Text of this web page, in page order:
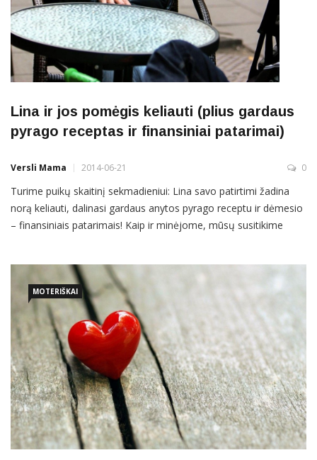
Lina ir jos pomėgis keliauti (plius gardaus
pyrago receptas ir finansiniai patarimai)
Versli Mama 2014-06-21 0
Turime puikų skaitinį sekmadieniui: Lina savo patirtimi žadina
norą keliauti, dalinasi gardaus anytos pyrago receptu ir dėmesio
– finansiniais patarimais! Kaip ir minėjome, mūsų susitikime
profesinė veikla yra susijusi su taupymo produktais, siūlomais
MOTERIŠKAI